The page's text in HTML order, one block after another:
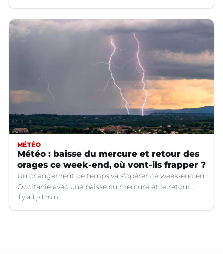
MÉTÉO
Météo : baisse du mercure et retour des
orages ce week-end, où vont-ils frapper ?
Un changement de temps va s'opérer ce week-end en
Occitanie avec une baisse du mercure et le retour
d'orages dans certains départements.
il y a 1 j 1 min